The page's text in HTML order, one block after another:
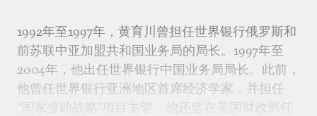
1992年至1997年，黄育川曾担任世界银行俄罗斯和
前苏联中亚加盟共和国业务局的局长。1997年至
2004年，他出任世界银行中国业务局局长。此前，
他曾任世界银行亚洲地区首席经济学家，并担任
“国家援助战略”项目主管。他还曾在美国财政部任